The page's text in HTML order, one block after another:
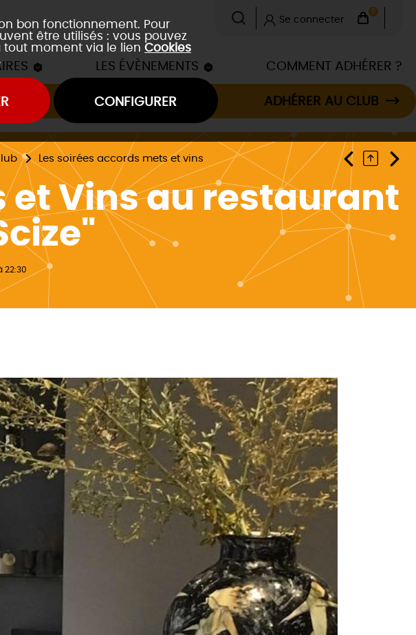
bon fonctionnement. Pour
être utilisés : vous pouvez
tout moment via le lien Cookies
CONFIGURER
0
Se connecter
LES ÉVÈNEMENTS COMMENT ADHÉRER ?
ADHÉRER AU CLUB
Les soirées accords mets et vins
et Vins au restaurant
22:30